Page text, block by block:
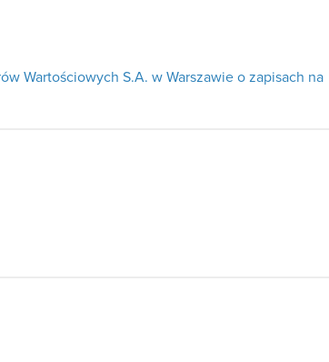
Wartościowych S.A. w Warszawie o zapisach na